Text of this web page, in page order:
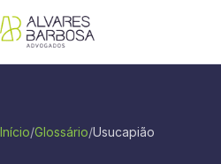
Início/Glossário/Usucapião